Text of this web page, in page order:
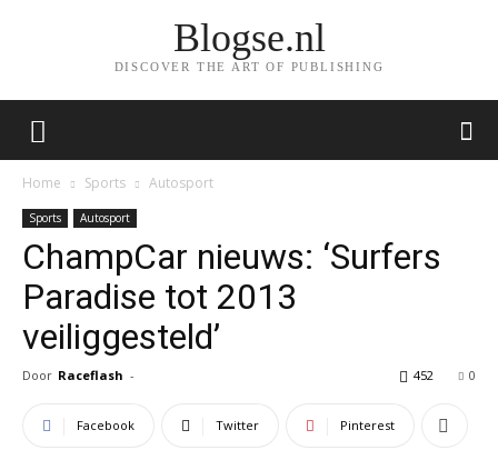
Blogse.nl
DISCOVER THE ART OF PUBLISHING
Home Sports Autosport
Sports Autosport
ChampCar nieuws: ‘Surfers
Paradise tot 2013
veiliggesteld’
Door Raceflash - 0
452
Facebook Twitter Pinterest